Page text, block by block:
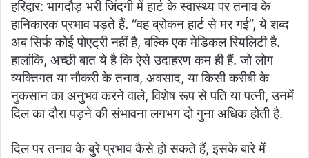
हरिद्वार: भागदौड़ भरी जिंदगी में हार्ट के स्वास्थ्य पर तनाव के
हानिकारक प्रभाव पड़ते हैं. “वह ब्रोकन हार्ट से मर गई”, ये शब्द
अब सिर्फ कोई पोएट्री नहीं है, बल्कि एक मेडिकल रियलिटी है.
हालांकि, अच्छी बात ये है कि ऐसे उदाहरण कम ही हैं. जो लोग
व्यक्तिगत या नौकरी के तनाव, अवसाद, या किसी करीबी के
नुकसान का अनुभव करने वाले, विशेष रूप से पति या पत्नी, उनमें
दिल का दौरा पड़ने की संभावना लगभग दो गुना अधिक होती है.
दिल पर तनाव के बुरे प्रभाव कैसे हो सकते हैं, इसके बारे में